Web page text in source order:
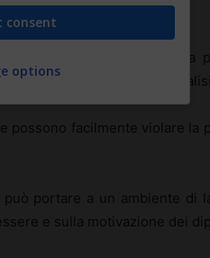
di migliorare la
di monitoraggio e
possono facilmente violare
portare a un ambiente di
e sulla motivazione dei
consent
options